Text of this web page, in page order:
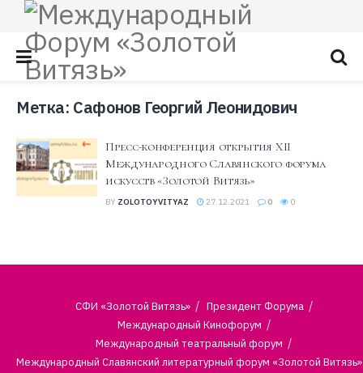
Метка: Сафонов Георгий Леонидович
Пресс-конференция открытия XII
Международного Славянского форума
искусств «Золотой Витязь»
BY ZOLOTOYVITYAZ 27.12.2021 0 0
СФИ «Золотой Витязь»
Президент Форума
Международный Кинофорум
Международный театральный форум
Международный Славянский литературный форум «Золотой Витязь»